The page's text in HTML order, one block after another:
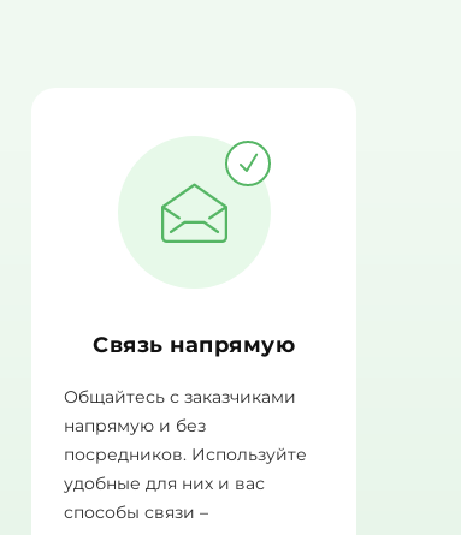
Связь напрямую
Общайтесь с заказчиками
напрямую и без
посредников. Используйте
удобные для них и вас
способы связи –